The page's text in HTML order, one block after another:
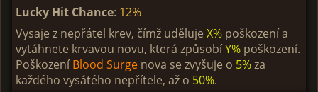
Lucky Hit Chance: 12%
Vysaje z nepřátel krev, čímž uděluje X% poškození a
vytáhnete krvavou novu, která způsobíY% poškození.
PoškozeníBlood Surge nova se zvyšuje o 5%za
každého vysátého nepřítele, až o 50%.